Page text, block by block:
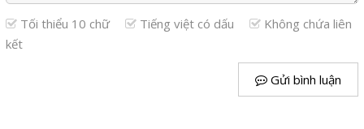
Tối thiểu 10 chữ Tiếng việt có dấu
Không chứa liên
kết
Gửi bình luận